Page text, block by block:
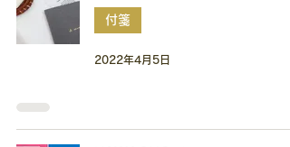
付箋
2022年4月5日